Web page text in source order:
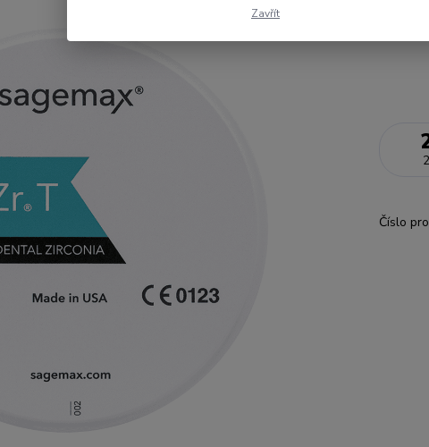
Číslo
Zavřít